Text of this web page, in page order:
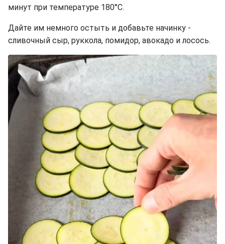
минут при температуре 180°C.
Дайте им немного остыть и добавьте начинку -
сливочный сыр, руккола, помидор, авокадо и лосось.